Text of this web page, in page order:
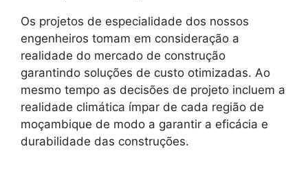
Os projetos de especialidade dos nossos
engenheiros tomam em consideração a
realidade do mercado de construção
garantindo soluções de custo otimizadas. Ao
mesmo tempo as decisões de projeto incluem a
realidade climática ímpar de cada região de
moçambique de modo a garantir a eficácia e
durabilidade das construções.